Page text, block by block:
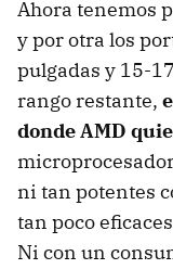
Ahora tenemos
y por otra los
pulgadas y 15-
rango restante,
dondeAMD
ni tan potentes
tan poco
Ni con un